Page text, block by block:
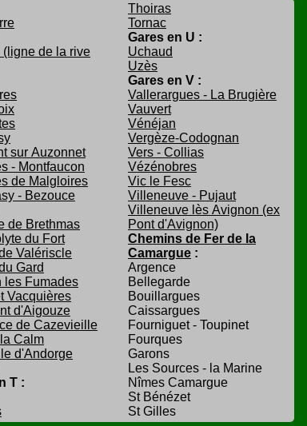
(ligne de la rive
sur Auzonnet
- Montfaucon
de Malgloires
- Bezouce
de Brethmas
du Fort
Valériscle
Gard
les Fumades
Vacquières
d'Aigouze
de Cazevieille
Calm
d'Andorge
T :
Thoiras
Tornac
Gares en U :
Uchaud
Uzès
Gares en V :
Vallerargues - La Brugière
Vauvert
Vénéjan
Vergèze-Codognan
Vers - Collias
Vézénobres
Vic le Fesc
Villeneuve - Pujaut
Villeneuve lès Avignon (ex
Pont d'Avignon)
Chemins de Fer de la
Camargue :
Argence
Bellegarde
Bouillargues
Caissargues
Fourniguet - Toupinet
Fourques
Garons
Les Sources - la Marine
Nîmes Camargue
St Bénézet
St Gilles